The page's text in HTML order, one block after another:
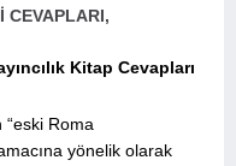
CEVAPLARI,
Kitap Cevapları
“eski Roma
yönelik olarak